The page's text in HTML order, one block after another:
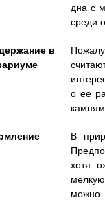
дна с
среди
в
о ее
В
хотя
можно